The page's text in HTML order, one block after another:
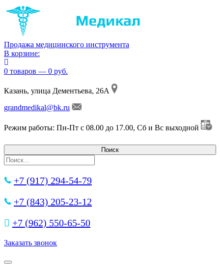
Продажа медицинского инструмента
В корзине:
0 товаров — 0 руб.
Казань, улица Дементьева, 26А
grandmedikal@bk.ru
Режим работы: Пн-Пт с 08.00 до 17.00, Сб и Вс выходной
+7 (917) 294-54-79
+7 (843) 205-23-12
+7 (962) 550‑65‑50‬
Заказать звонок
Toggle navigation